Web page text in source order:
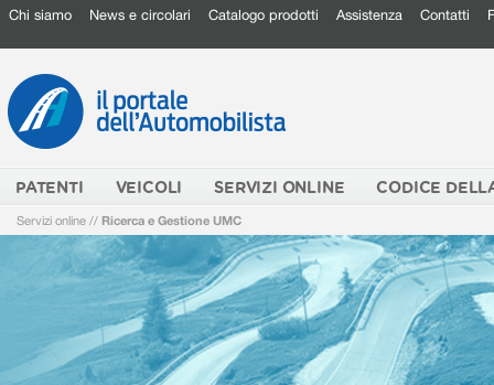
Chi siamo News e circolari Catalogo prodotti Assistenza Contatti
PATENTI VEICOLI SERVIZI ONLINE CODICE
Servizi online // Ricerca e Gestione UMC